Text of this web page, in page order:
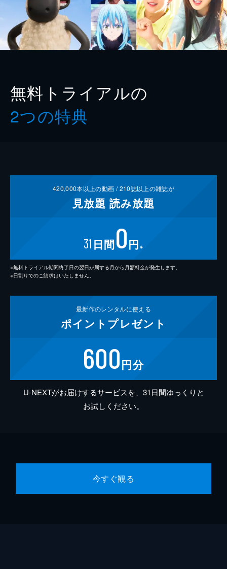
無料トライアルの
2つの特典
420,000本以上の動画 /210誌以上の雑誌が
見放題 読み放題
31 日間0円 ※
※無料トライアル期間終了日の翌日が属する月から月額料金が発生します。
※日割りでのご請求はいたしません。
最新作のレンタルに使える
ポイント プレゼント
600円分
U-NEXTがお届けするサービスを、31日間ゆっくりと
お試しください。
今すぐ観る